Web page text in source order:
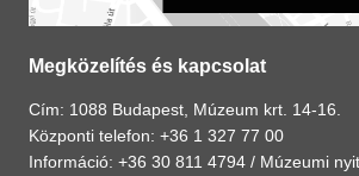
Megközelítés és kapcsolat
Cím: 1088 Budapest, Múzeum krt. 14-16.
Központi telefon: +36 1 327 77 00
Információ: +36 30 811 4794 / Múzeumi